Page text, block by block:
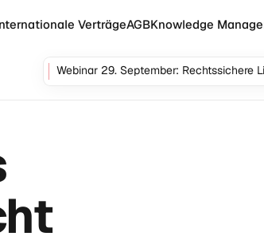
VerträgeAGBKnowledge
Webinar 29. September: Rechtssichere